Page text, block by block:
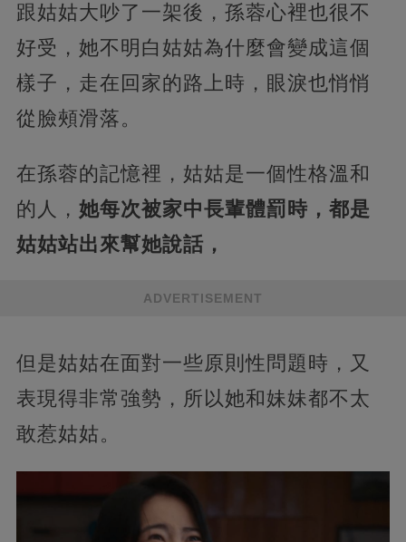
跟姑姑大吵了一架後，孫蓉心裡也很不
好受，她不明白姑姑為什麼會變成這個
樣子，走在回家的路上時，眼淚也悄悄
從臉頰滑落。
在孫蓉的記憶裡，姑姑是一個性格溫和
的人， 她每次被家中長輩體罰時，都是
姑姑站出來幫她說話，
ADVERTISEMENT
但是姑姑在面對一些原則性問題時，又
表現得非常強勢，所以她和妹妹都不太
敢惹姑姑。